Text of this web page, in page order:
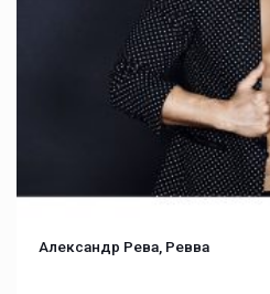
Александр Рева, Ревва